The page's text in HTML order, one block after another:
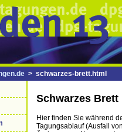
> schwarzes-brett.html
Schwarzes Brett
Hier finden Sie während
Tagungsablauf (Ausfall